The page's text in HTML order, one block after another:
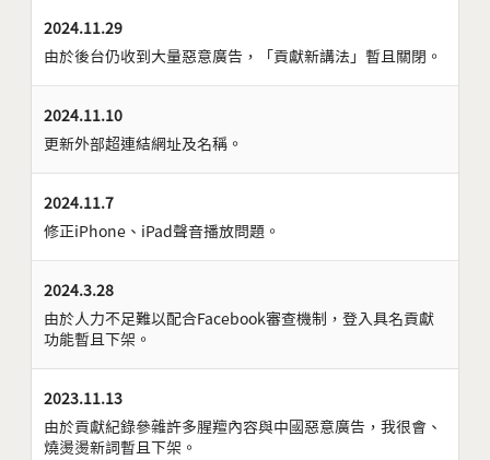
2024.11.29
由於後台仍收到大量惡意廣告，「貢獻新講法」暫且關閉。
2024.11.10
更新外部超連結網址及名稱。
2024.11.7
修正iPhone、iPad聲音播放問題。
2024.3.28
由於人力不足難以配合Facebook審查機制，登入具名貢獻
功能暫且下架。
2023.11.13
由於貢獻紀錄參雜許多腥羶內容與中國惡意廣告，我很會、
燒燙燙新詞暫且下架。